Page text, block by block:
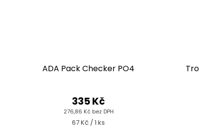
ADA Pack Checker PO4
276,86 Kč bez DPH
335 Kč
Měrná
67 Kč / 1 ks